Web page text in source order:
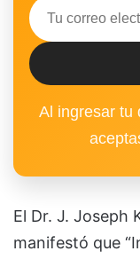
Al ingresar tu
El Dr. J. Joseph
manifestó que